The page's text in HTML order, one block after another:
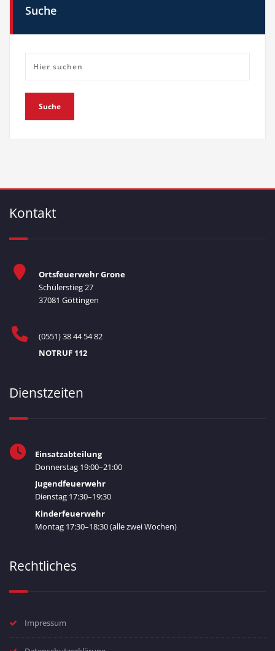
Suche
Kontakt
Ortsfeuerwehr Grone
Schülerstieg 27
37081 Göttingen
(0551) 38 44 54 82
NOTRUF 112
Dienstzeiten
Einsatzabteilung
Donnerstag 19:00–21:00
Jugendfeuerwehr
Dienstag 17:30–19:30
Kinderfeuerwehr
Montag 17:30–18:30 (alle zwei Wochen)
Rechtliches
Impressum